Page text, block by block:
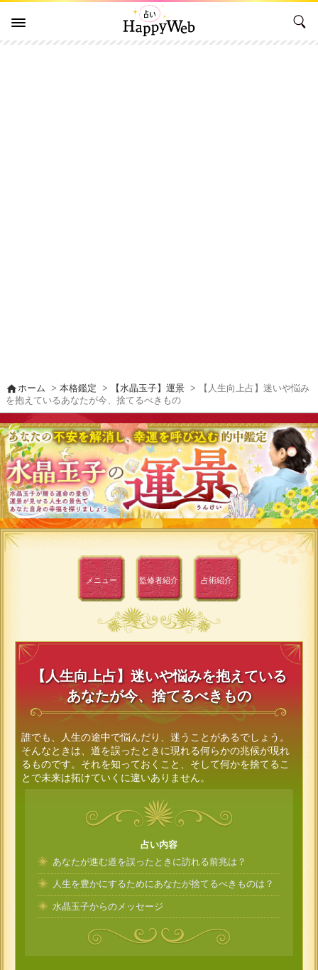
homeホーム >本格鑑定 > 【水晶玉子】運景 > 【人生向上占】迷いや悩み
を抱えているあなたが今、捨てるべきもの
メニュー 監修者紹介 占術紹介
【人生向上占】迷いや悩みを抱えている
あなたが今、捨てるべきもの
誰でも、人生の途中で悩んだり、迷うことがあるでしょう。
そんなときは、道を誤ったときに現れる何らかの兆候が現れ
るものです。それを知っておくこと、そして何かを捨てるこ
とで未来は拓けていくに違いありません。
占い内容
あなたが進む道を誤ったときに訪れる前兆は？
人生を豊かにするためにあなたが捨てるべきものは？
水晶玉子からのメッセージ